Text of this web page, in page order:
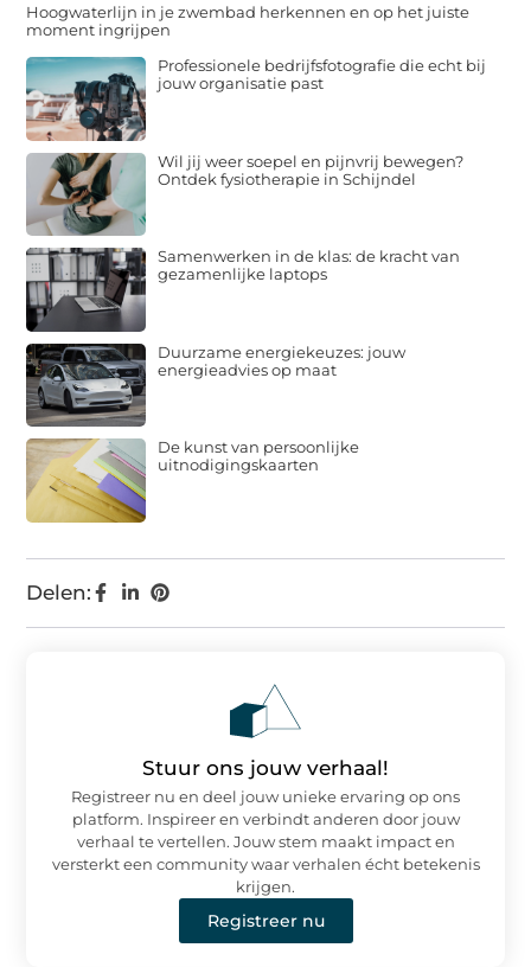
Delen:
Hoogwaterlijn in je zwembad herkennen en op het juiste
moment ingrijpen
Professionele bedrijfsfotografie die echt bij
jouw organisatie past
Wil jij weer soepel en pijnvrij bewegen?
Ontdek fysiotherapie in Schijndel
Samenwerken in de klas: de kracht van
gezamenlijke laptops
Duurzame energiekeuzes: jouw
energieadvies op maat
De kunst van persoonlijke
uitnodigingskaarten
Stuur ons jouw verhaal!
Registreer nu en deel jouw unieke ervaring op ons
platform. Inspireer en verbindt anderen door jouw
verhaal te vertellen. Jouw stem maakt impact en
versterkt een community waar verhalen écht betekenis
krijgen.
Registreer nu